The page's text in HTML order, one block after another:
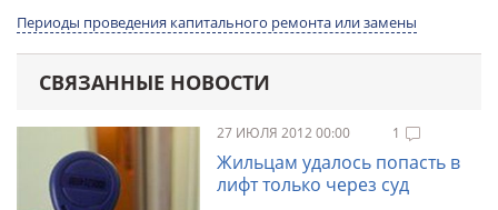
Периоды проведения капитального ремонта или замены
СВЯЗАННЫЕ НОВОСТИ
27 ИЮЛЯ 2012 00:00 1
Жильцам удалось попасть в
лифт только через суд